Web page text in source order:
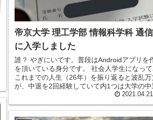
帝京大学 理工学部 情報科学科 通
に入学しました
誰？ やぎにいです。普段はAndroidアプリを
を頂いている身分です。 社会人学生になっ
これまでの人生（26年）を振り返ると波乱
が、中退を2回経験していて内1つは大学の
2021.04.21